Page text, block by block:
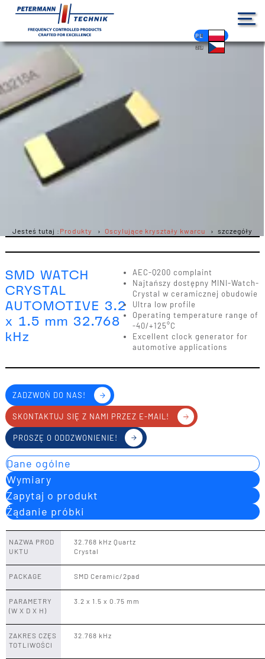
DE
EN
FR
ES
PL
IT
NL
HU
CS
Jesteś tutaj : Produkty Oscylujące kryształy kwarcu szczegóły
SMD WATCH
CRYSTAL
AUTOMOTIVE 3.2
x 1.5 mm 32.768
kHz
AEC-Q200 complaint
Najtańszy dostępny MINI-Watch-
Crystal w ceramicznej obudowie
Ultra low profile
Operating temperature range of
-40/+125°C
Excellent clock generator for
automotive applications
ZADZWOŃ DO NAS!
SKONTAKTUJ SIĘ Z NAMI PRZEZ E-MAIL!
PROSZĘ O ODDZWONIENIE!
Dane ogólne
Wymiary
Zapytaj o produkt
Żądanie próbki
NAZWA PROD
UKTU
32.768 kHz Quartz
Crystal
PACKAGE SMD Ceramic/2pad
PARAMETRY
(W X D X H)
3.2 x 1.5 x 0.75 mm
ZAKRES CZĘS
TOTLIWOŚCI
32.768 kHz